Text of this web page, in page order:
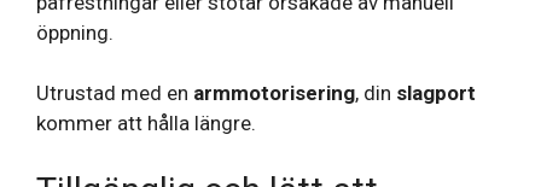
öppning.
Utrustad med en armmotorisering, din slagport
kommer att hålla längre.